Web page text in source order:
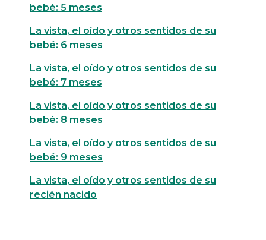
bebé: 5 meses
La vista, el oído y otros sentidos de su
bebé: 6 meses
La vista, el oído y otros sentidos de su
bebé: 7 meses
La vista, el oído y otros sentidos de su
bebé: 8 meses
La vista, el oído y otros sentidos de su
bebé: 9 meses
La vista, el oído y otros sentidos de su
recién nacido